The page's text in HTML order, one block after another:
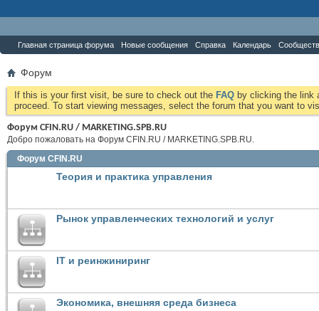
Главная страница форума Новые сообщения Справка Календарь
Форум
If this is your first visit, be sure to check out the FAQ by clicking the link
proceed. To start viewing messages, select the forum that you want to
Форум CFIN.RU / MARKETING.SPB.RU
Добро пожаловать на Форум CFIN.RU / MARKETING.SPB.RU.
Форум CFIN.RU
Теория и практика управления
Рынок управленческих технологий и услуг
IT и реинжиниринг
Экономика, внешняя среда бизнеса